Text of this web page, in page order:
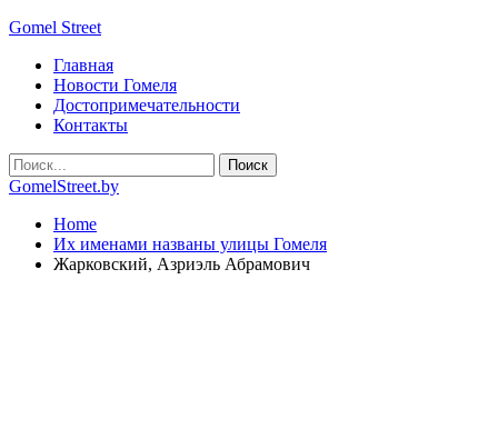
Gomel Street
Главная
Новости Гомеля
Достопримечательности
Контакты
GomelStreet.by
Home
Их именами названы улицы Гомеля
Жарковский, Азриэль Абрамович